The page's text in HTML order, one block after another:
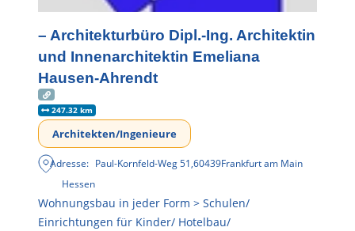
– Architekturbüro Dipl.-Ing. Architektin
und Innenarchitektin Emeliana
Hausen-Ahrendt
247.32 km
Architekten/Ingenieure
Adresse: Paul-Kornfeld-Weg 51,60439Frankfurt am Main
Hessen
Wohnungsbau in jeder Form > Schulen/
Einrichtungen für Kinder/ Hotelbau/